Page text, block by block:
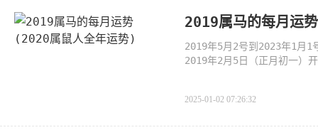
2019属马的每月运
2019年5月2号到2023年1月1
2019年2月5日（正月初一）
2025-01-02 07:26:32